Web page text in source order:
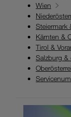
Wien
Steiermark
Kärnten &
Tirol &
Salzburg &